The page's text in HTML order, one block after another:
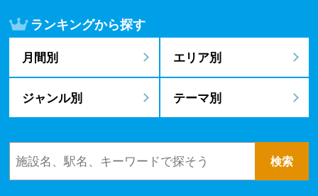
ランキングから探す
月間別 エリア別
ジャンル別 テーマ別